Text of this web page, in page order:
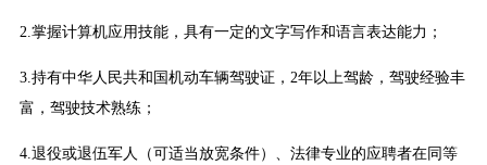
2.掌握计算机应用技能，具有一定的文字写作和语言表达能力；
3.持有中华人民共和国机动车辆驾驶证，2年以上驾龄，驾驶经验丰
富，驾驶技术熟练；
4.退役或退伍军人（可适当放宽条件）、法律专业的应聘者在同等